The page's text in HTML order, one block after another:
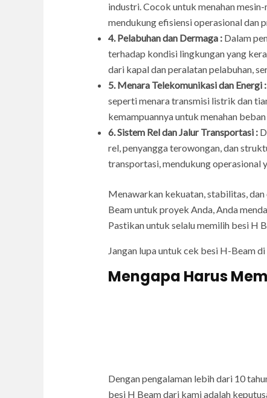
industri. Cocok untuk menahan
mendukung efisiensi operasional dan
4. Pelabuhan dan Dermaga :Dalam
terhadap kondisi lingkungan yang
dari kapal dan peralatan pelabuhan,
5. Menara Telekomunikasi dan Energi :
seperti menara transmisi listrik dan
kemampuannya untuk menahan
6. Sistem Rel dan Jalur Transportasi :
rel, penyangga terowongan, dan
transportasi, mendukung operasional
Menawarkan kekuatan, stabilitas,
Beam untuk proyek Anda, Anda
Pastikan untuk selalu memilih besi H
Jangan lupa untuk cek besi H-Beam di
Mengapa Harus
Dengan pengalaman lebih dari 10
besi H Beam dari kami adalah